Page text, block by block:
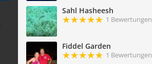
Sahl Hasheesh
1 Bewertungen
Fiddel Garden
1 Bewertungen